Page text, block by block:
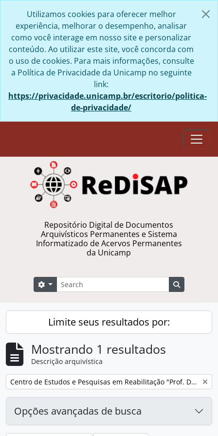
Utilizamos cookies para oferecer melhor
experiência, melhorar o desempenho, analisar
como você interage em nosso site e personalizar
conteúdo. Ao utilizar este site, você concorda com
o uso de cookies. Para mais informações, consulte
a Política de Privacidade da Unicamp no seguinte
link:
https://privacidade.unicamp.br/escritorio/politica-
de-privacidade/
Repositório Digital de Documentos
Arquivísticos Permanentes e Sistema
Informatizado de Acervos Permanentes
da Unicamp
Buscar
Opções de busca
Limite seus resultados por:
Mostrando 1 resultados
Descrição arquivística
Remover filtro: Centro de Estudos e Pesquisas em Reabilitação "Prof. Dr. Gabriel de Oliveira da Silva Porto"
Opções avançadas de busca